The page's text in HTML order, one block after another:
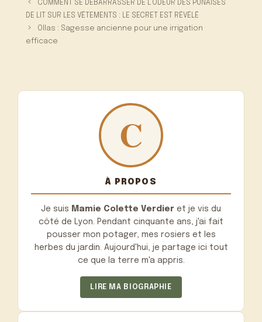
COMMENT SE DÉBARRASSER DE L’ODEUR DES PUNAISES
DE LIT SUR LES VÊTEMENTS : LE SECRET EST RÉVÉLÉ
Ollas : Sagesse ancienne pour une irrigation
efficace
À PROPOS
Je suis Mamie Colette Verdier et je vis du
côté de Lyon. Pendant cinquante ans, j'ai fait
pousser mon potager, mes rosiers et les
herbes du jardin. Aujourd'hui, je partage ici tout
ce que la terre m'a appris.
LIRE MA BIOGRAPHIE